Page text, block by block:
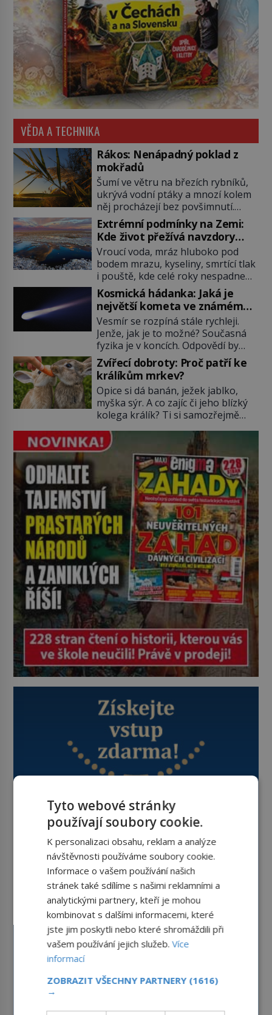
VĚDA A TECHNIKA
Rákos: Nenápadný poklad z
mokřadů
Šumí ve větru na březích rybníků,
ukrývá vodní ptáky a mnozí kolem
něj procházejí bez povšimnutí.
Přesto právě rákos pomáhal stavět
domy, vyrábět lodě, zapisovat první
texty a inspiroval řadu pověstí.
Tato skromná, ale užitečná
rostlina provází člověka už tisíce
let. Většina lidí vnímá rákos jen jako
obyčejnou kulisu letního koupání.
Stačí se však podívat […]
Extrémní podmínky na Zemi:
Kde život přežívá navzdory
všemu
Vroucí voda, mráz hluboko pod
bodem mrazu, kyseliny, smrtící tlak
i pouště, kde celé roky nespadne
jediná kapka deště. Na první
pohled místa, kde nemůže
existovat vůbec nic. Přesto právě
tady vědci objevují organismy,
které posouvají hranice života.
Každý nový nález mění naše
představy o tom, co všechno
dokáže příroda a napovídá, kde
bychom jednou […]
Kosmická hádanka: Jaká je
největší kometa ve známém
vesmíru?
Vesmír se rozpíná stále rychleji.
Jenže, jak je to možné? Současná
fyzika je v koncích. Odpovědí by
mohla být hypotetická temná
energie. Právě na tu se zaměří
pozornost dvojice zkušených
astronomů. Namísto ní ale objeví
něco mnohem hmatatelnějšího.
Naprosto rekordní kometu!
Astronomové Pedro Bernardinelli a
Gary Bernstein mravenčí prací
zkoumají archivní snímky v rámci
Průzkumu temné energie […]
Zvířecí dobroty: Proč patří ke
králíkům mrkev?
Opice si dá banán, ježek jablko,
myška sýr. A co zajíc či jeho blízký
kolega králík? Ti si samozřejmě
podobné představy o potravě
zvířat často spíš mýty? Pokud máte
doma králíka, mrkev mu dát
můžete. A nejspíš mu i bude
chutnat, ovšem měl by ji mít jen
jako občasný pamlsek. […]
Tyto webové stránky
používají soubory cookie.
K personalizaci obsahu, reklam a analýze
návštěvnosti používáme soubory cookie.
Informace o vašem používání našich
stránek také sdílíme s našimi reklamními a
analytickými partnery, kteří je mohou
kombinovat s dalšími informacemi, které
jste jim poskytli nebo které shromáždili při
vašem používání jejich služeb.Více
informací
ZOBRAZIT VŠECHNY PARTNERY (1616)
→